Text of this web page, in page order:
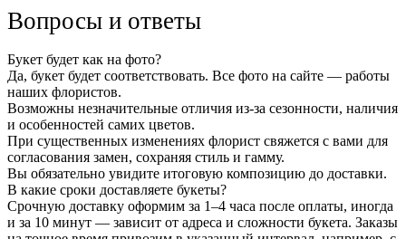
Вопросы и ответы
Букет будет как на фото?
Да, букет будет соответствовать. Все фото на сайте — работы
наших флористов.
Возможны незначительные отличия из-за сезонности, наличия
и особенностей самих цветов.
При существенных изменениях флорист свяжется с вами для
согласования замен, сохраняя стиль и гамму.
Вы обязательно увидите итоговую композицию до доставки.
В какие сроки доставляете букеты?
Срочную доставку оформим за 1–4 часа после оплаты, иногда
и за 10 минут — зависит от адреса и сложности букета. Заказы